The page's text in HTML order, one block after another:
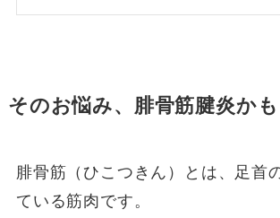
そのお悩み、腓骨筋腱炎か
腓骨筋（ひこつきん）とは、足首
ている筋肉です。